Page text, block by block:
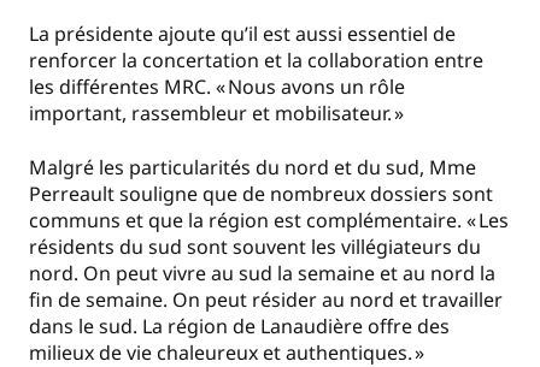
La présidente ajoute qu’il est aussi essentiel de
renforcer la concertation et la collaboration entre
les différentes MRC. « Nous avons un rôle
important, rassembleur et mobilisateur. »
Malgré les particularités du nord et du sud, Mme
Perreault souligne que de nombreux dossiers sont
communs et que la région est complémentaire. « Les
résidents du sud sont souvent les villégiateurs du
nord. On peut vivre au sud la semaine et au nord la
fin de semaine. On peut résider au nord et travailler
dans le sud. La région de Lanaudière offre des
milieux de vie chaleureux et authentiques. »